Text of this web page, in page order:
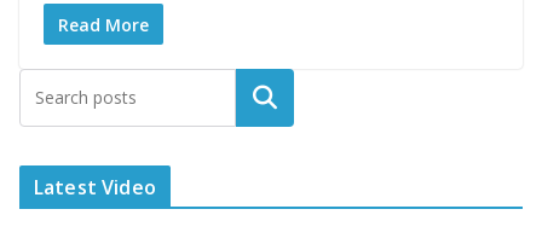
Read More
Latest Video